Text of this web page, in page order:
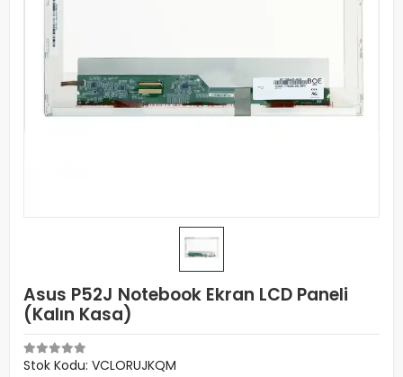
Asus P52J Notebook Ekran LCD Paneli
(Kalın Kasa)
Stok Kodu: VCLORUJKQM